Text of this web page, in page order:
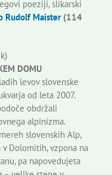
poeziji, slikarski
Rudolf Maister(114
DOMU
levov slovenske
od leta 2007.
obdržali
alpinizma.
slovenskih Alp,
Dolomitih, vzpona na
pa napovedujeta